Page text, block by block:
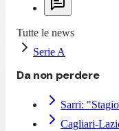
Tutte le news
Serie A
Da non perdere
Sarri:
Cagliari-